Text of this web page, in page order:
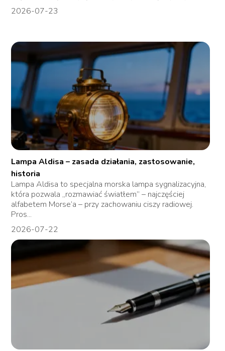
2026-07-23
Lampa Aldisa – zasada działania, zastosowanie,
historia
Lampa Aldisa to specjalna morska lampa sygnalizacyjna,
która pozwala „rozmawiać światłem” – najczęściej
alfabetem Morse’a – przy zachowaniu ciszy radiowej.
Pros...
2026-07-22